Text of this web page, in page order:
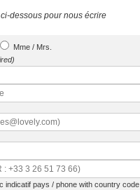
dessous pour nous écrire
Mme / Mrs.
indicatif pays / phone with country code